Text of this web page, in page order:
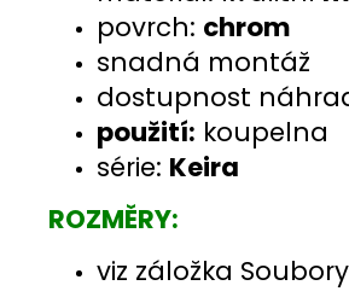
povrch: chrom
snadná montáž
dostupnost
použití: koupelna
série: Keira
ROZMĚRY:
viz záložka Soubory